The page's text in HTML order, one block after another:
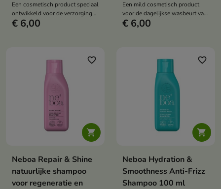
Een cosmetisch product speciaal
ontwikkeld voor de verzorging
van droog, beschadigd en
€ 6,00
Een mild cosmetisch product
voor de dagelijkse wasbeurt van
haar en hoofdhuid.
€ 6,00

favorite_border
Neboa Repair & Shine
natuurlijke shampoo
voor regeneratie en

favorite_border
Neboa Hydration &
Smoothness Anti-Frizz
Shampoo 100 ml